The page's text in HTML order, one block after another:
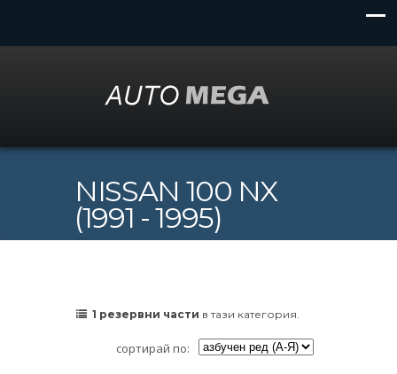
NISSAN 100 NX
(1991 - 1995)
1 резервни части в тази категория.
сортирай по: